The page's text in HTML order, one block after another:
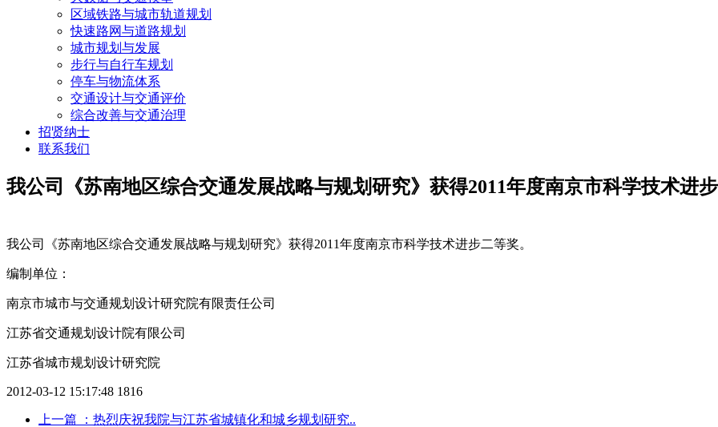
区域铁路与城市轨道规划
快速路网与道路规划
城市规划与发展
步行与自行车规划
停车与物流体系
交通设计与交通评价
综合改善与交通治理
招贤纳士
联系我们
我公司《苏南地区综合交通发展战略与规划研究》获得2011年度南京市科学技术进
我公司《苏南地区综合交通发展战略与规划研究》获得2011年度南京市科学技术进步二等奖。
编制单位：
南京市城市与交通规划设计研究院有限责任公司
江苏省交通规划设计院有限公司
江苏省城市规划设计研究院
2012-03-12 15:17:48 1816
上一篇
：热烈庆祝我院与江苏省城镇化和城乡规划研究..